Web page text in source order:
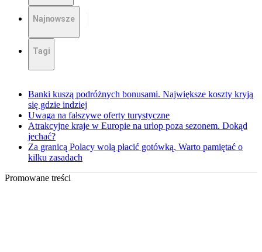
Najnowsze
Tagi
Banki kuszą podróżnych bonusami. Największe koszty kryją
się gdzie indziej
Uwaga na fałszywe oferty turystyczne
Atrakcyjne kraje w Europie na urlop poza sezonem. Dokąd
jechać?
Za granicą Polacy wolą płacić gotówką. Warto pamiętać o
kilku zasadach
Promowane treści